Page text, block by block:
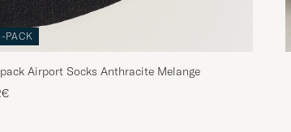
PACK
Airport Socks Anthracite Melange